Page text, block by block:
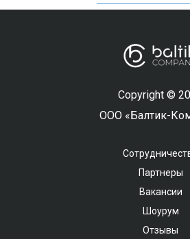
Copyright ©
ООО «Балтик-
Партнеры
Вакансии
Шоурум
Отзывы